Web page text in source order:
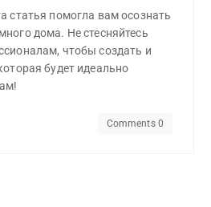
статья помогла вам осознать
дома. Не стесняйтесь
чтобы создать и
будет идеально
Comments 0